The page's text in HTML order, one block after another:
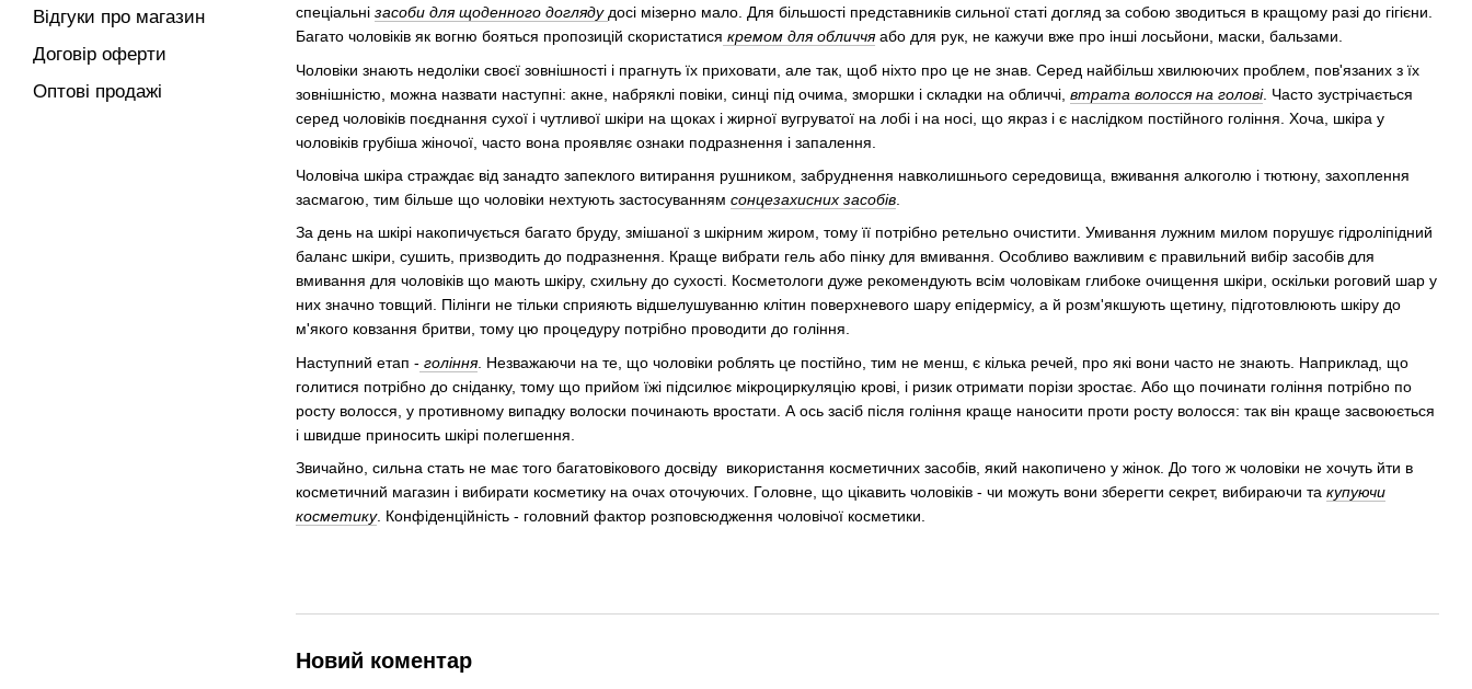
спеціальні засоби для щоденного догляду досі мізерно мало. Для більшості представників сильної статі догляд за собою зводиться в кращому разі до гігієни.
Багато чоловіків як вогню бояться пропозицій скористатися кремом для обличчяабо для рук, не кажучи вже про інші лосьйони, маски, бальзами.
Чоловіки знають недоліки своєї зовнішності і прагнуть їх приховати, але так, щоб ніхто про це не знав. Серед найбільш хвилюючих проблем, пов'язаних з їх
зовнішністю, можна назвати наступні: акне, набряклі повіки, синці під очима, зморшки і складки на обличчі, втрата волосся на голові. Часто зустрічається
серед чоловіків поєднання сухої і чутливої шкіри на щоках і жирної вугруватої на лобі і на носі, що якраз і є наслідком постійного гоління. Хоча, шкіра у
чоловіків грубіша жіночої, часто вона проявляє ознаки подразнення і запалення.
Чоловіча шкіра страждає від занадто запеклого витирання рушником, забруднення навколишнього середовища, вживання алкоголю і тютюну, захоплення
засмагою, тим більше що чоловіки нехтують застосуванням сонцезахисних засобів
За день на шкірі накопичується багато бруду, змішаної з шкірним жиром, тому її потрібно ретельно очистити. Умивання лужним милом порушує гідроліпідний
баланс шкіри, сушить, призводить до подразнення. Краще вибрати гель або пінку для вмивання. Особливо важливим є правильний вибір засобів для
вмивання для чоловіків що мають шкіру, схильну до сухості. Косметологи дуже рекомендують всім чоловікам глибоке очищення шкіри, оскільки роговий шар у
них значно товщий. Пілінги не тільки сприяють відшелушуванню клітин поверхневого шару епідермісу, а й розм'якшують щетину, підготовлюють шкіру до
м'якого ковзання бритви, тому цю процедуру потрібно проводити до гоління.
Наступний етап - гоління. Незважаючи на те, що чоловіки роблять це постійно, тим не менш, є кілька речей, про які вони часто не знають. Наприклад, що
голитися потрібно до сніданку, тому що прийом їжі підсилює мікроциркуляцію крові, і ризик отримати порізи зростає. Або що починати гоління потрібно по
росту волосся, у противному випадку волоски починають вростати. А ось засіб після гоління краще наносити проти росту волосся: так він краще засвоюється
і швидше приносить шкірі полегшення.
Звичайно, сильна стать не має того багатовікового досвіду використання косметичних засобів, який накопичено у жінок. До того ж чоловіки не хочуть йти в
косметичний магазин і вибирати косметику на очах оточуючих. Головне, що цікавить чоловіків - чи можуть вони зберегти секрет, вибираючи та купуючи
косметику. Конфіденційність - головний фактор розповсюдження чоловічої косметики.
Новий коментар
Відгуки про магазин
Договір оферти
Оптові продажі